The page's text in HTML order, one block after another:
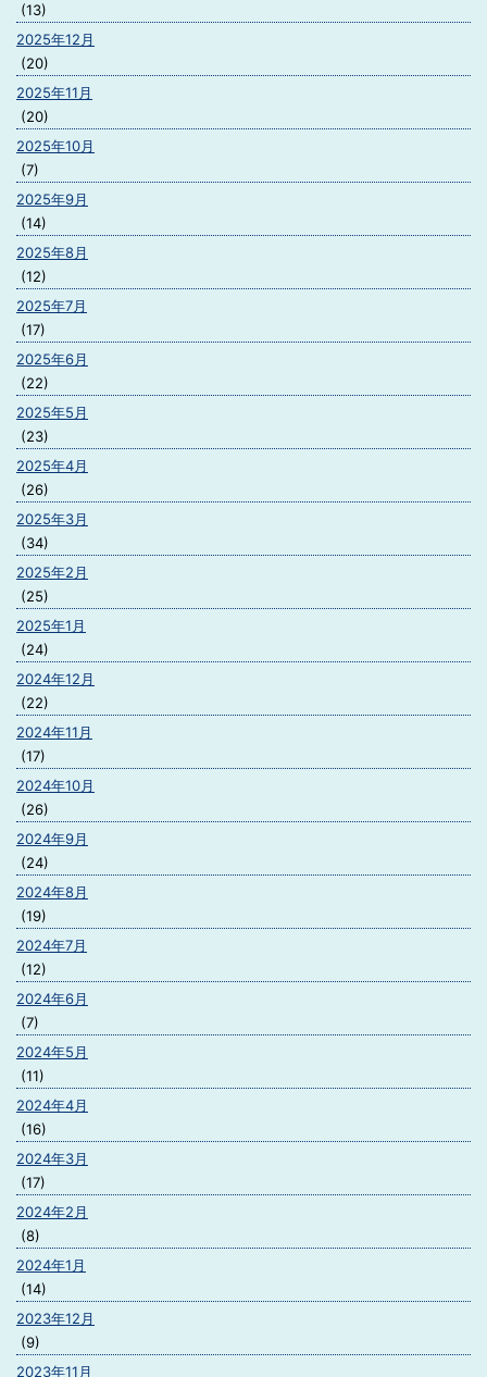
(13)
2025年12月
(20)
2025年11月
(20)
2025年10月
(7)
2025年9月
(14)
2025年8月
(12)
2025年7月
(17)
2025年6月
(22)
2025年5月
(23)
2025年4月
(26)
2025年3月
(34)
2025年2月
(25)
2025年1月
(24)
2024年12月
(22)
2024年11月
(17)
2024年10月
(26)
2024年9月
(24)
2024年8月
(19)
2024年7月
(12)
2024年6月
(7)
2024年5月
(11)
2024年4月
(16)
2024年3月
(17)
2024年2月
(8)
2024年1月
(14)
2023年12月
(9)
2023年11月